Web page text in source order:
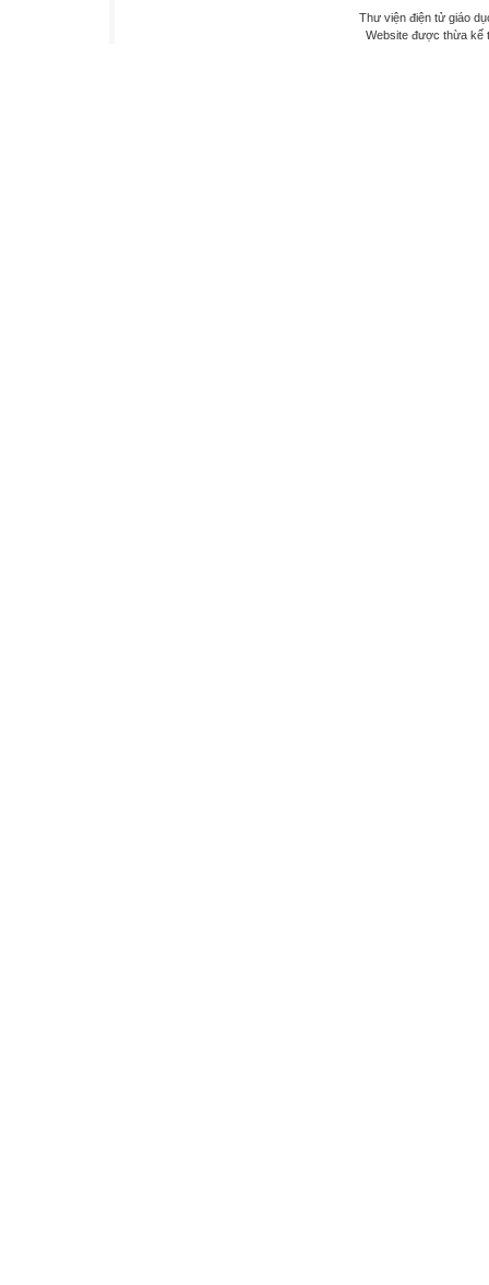
Thư viện điện tử giáo
Website được thừa kế